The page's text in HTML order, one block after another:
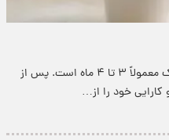
تحقیقات نشان می دهد عمر مفید مسواک معمولاً ۳ تا ۴ ماه است. پس از
خود را از…